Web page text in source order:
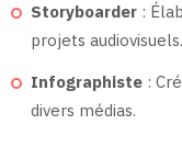
Storyboarder :
projets audiovisuels.
Infographiste :
divers médias.